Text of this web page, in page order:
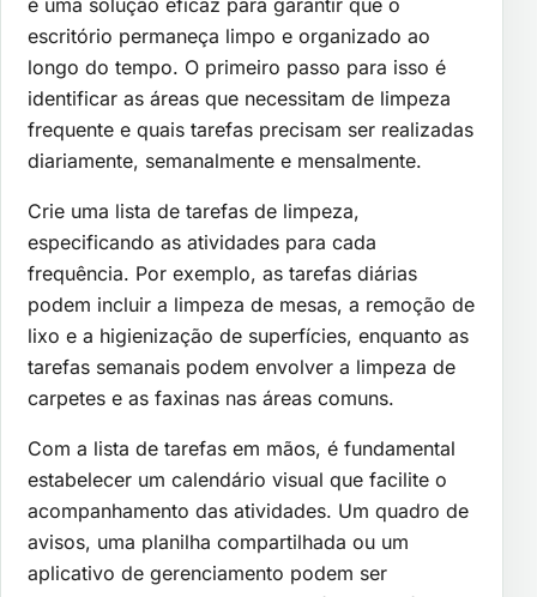
escritório permaneça limpo e organizado ao
longo do tempo. O primeiro passo para isso é
identificar as áreas que necessitam de limpeza
frequente e quais tarefas precisam ser realizadas
diariamente, semanalmente e mensalmente.
Crie uma lista de tarefas de limpeza,
especificando as atividades para cada
frequência. Por exemplo, as tarefas diárias
podem incluir a limpeza de mesas, a remoção de
lixo e a higienização de superfícies, enquanto as
tarefas semanais podem envolver a limpeza de
carpetes e as faxinas nas áreas comuns.
Com a lista de tarefas em mãos, é fundamental
estabelecer um calendário visual que facilite o
acompanhamento das atividades. Um quadro de
avisos, uma planilha compartilhada ou um
aplicativo de gerenciamento podem ser